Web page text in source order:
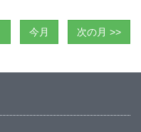
今月 次の月 >>